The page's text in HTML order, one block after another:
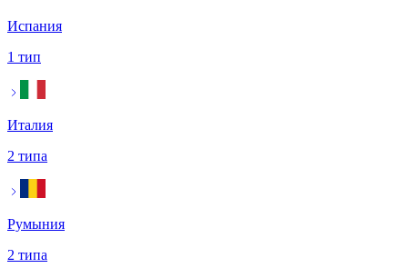
Испания
1 тип
Италия
2 типа
Румыния
2 типа